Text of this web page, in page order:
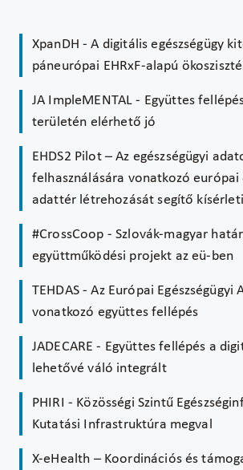
XpanDH - A digitális egészségügy
páneurópai EHRxF-alapú
JA ImpleMENTAL - Együttes
területén elérhető jó
EHDS2 Pilot – Az egészségügyi
felhasználására vonatkozó európai
adattér létrehozását segítő
#CrossCoop - Szlovák-magyar
együttműködési projekt az eü-ben
TEHDAS - Az Európai Egészségügyi
vonatkozó együttes fellépés
JADECARE - Együttes fellépés a
lehetővé váló integrált
PHIRI - Közösségi Szintű
Kutatási Infrastruktúra megval
X-eHealth – Koordinációs és